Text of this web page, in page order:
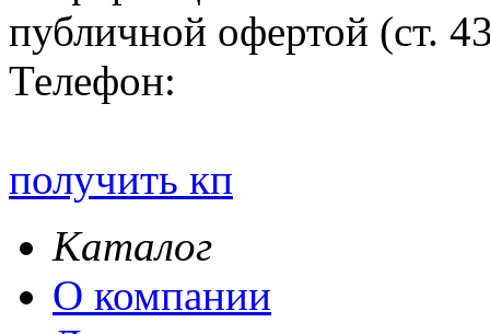
публичной офертой (ст.
Телефон:
получить кп
Каталог
О компании